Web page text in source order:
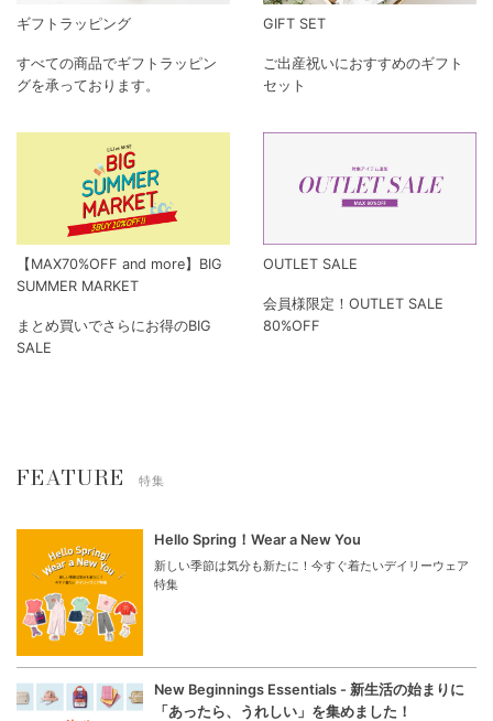
ギフトラッピング
すべての商品でギフトラッピン
グを承っております。
GIFT SET
ご出産祝いにおすすめのギフト
セット
【MAX70%OFF and more】BIG
SUMMER MARKET
まとめ買いでさらにお得のBIG
SALE
OUTLET SALE
会員様限定！OUTLET SALE
80%OFF
FEATURE 特集
Hello Spring！Wear a New You
新しい季節は気分も新たに！今すぐ着たいデイリーウェア
特集
New Beginnings Essentials - 新生活の始まりに
「あったら、うれしい」を集めました！